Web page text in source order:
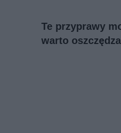
Te przyprawy
warto